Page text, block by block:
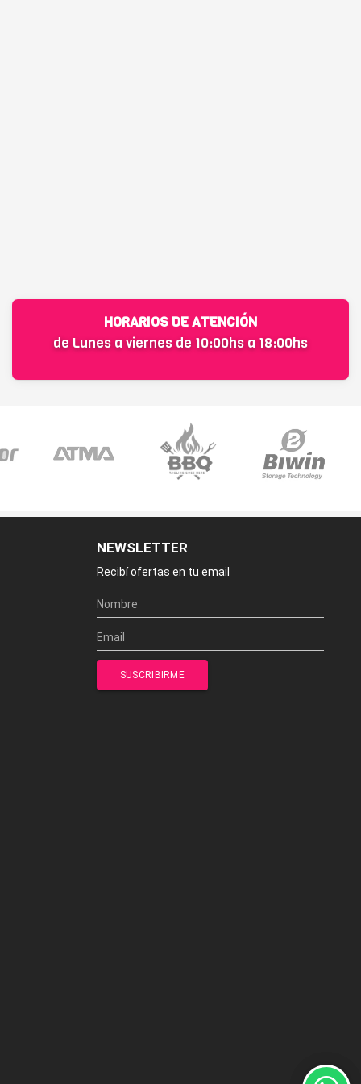
HORARIOS DE ATENCIÓN
de Lunes a viernes de 10:00hs a 18:00hs
NEWSLETTER
Recibí ofertas en tu email